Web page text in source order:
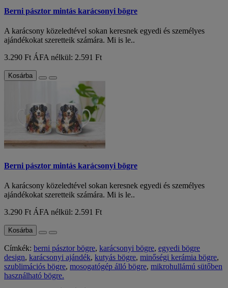
Berni pásztor mintás karácsonyi bögre
A karácsony közeledtével sokan keresnek egyedi és személyes
ajándékokat szeretteik számára. Mi is le..
3.290 Ft ÁFA nélkül: 2.591 Ft
Kosárba
Berni pásztor mintás karácsonyi bögre
A karácsony közeledtével sokan keresnek egyedi és személyes
ajándékokat szeretteik számára. Mi is le..
3.290 Ft ÁFA nélkül: 2.591 Ft
Kosárba
Címkék: berni pásztor bögre, karácsonyi bögre, egyedi bögre
design, karácsonyi ajándék, kutyás bögre, minőségi kerámia bögre,
szublimációs bögre, mosogatógép álló bögre, mikrohullámú sütőben
használható bögre.